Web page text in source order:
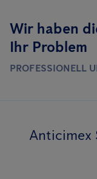
Wir haben
Ihr Problem
PROFESSIONELL
Anticimex